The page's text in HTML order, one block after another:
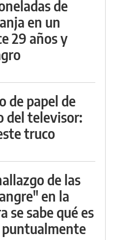
de
en un
29 años y
de papel de
del televisor:
truco
de las
en la
se sabe qué es